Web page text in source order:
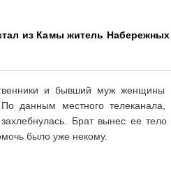
из Камы житель
и бывший муж женщины
данным местного
Брат вынес ее
было уже некому.